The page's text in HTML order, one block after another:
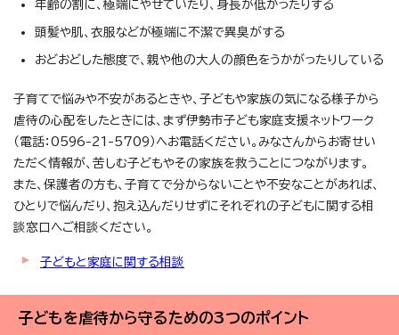
年齢の割に、極端にやせていたり、身長が低かったりする
頭髪や肌、衣服などが極端に不潔で異臭がする
おどおどした態度で、親や他の大人の顔色をうかがったりしている
子育てで悩みや不安があるときや、子どもや家族の気になる様子から
虐待の心配をしたときには、まず伊勢市子ども家庭支援ネットワーク
（電話：0596-21-5709）へお電話ください。みなさんからお寄せい
ただく情報が、苦しむ子どもやその家族を救うことにつながります。
また、保護者の方も、子育てで分からないことや不安なことがあれば、
ひとりで悩んだり、抱え込んだりせずにそれぞれの子どもに関する相
談窓口へご相談ください。
子どもと家庭に関する相談
子どもを虐待から守るための3つのポイント